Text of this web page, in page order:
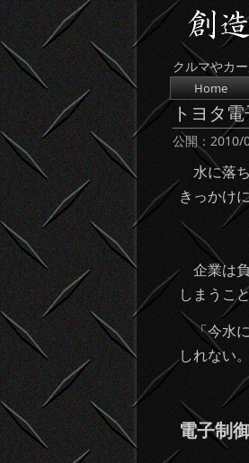
クルマやカ
コンテン
Home
トヨタ
公開： 2010/
水に落
きっかけ
企業は負
しまうこ
「今水
しれない
電子制